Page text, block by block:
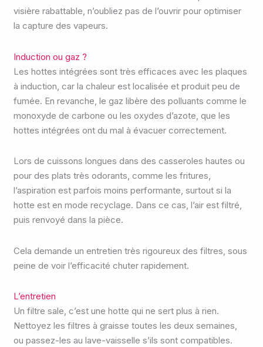
visière rabattable, n’oubliez pas de l’ouvrir pour optimiser
la capture des vapeurs.
Induction ou gaz ?
Les hottes intégrées sont très efficaces avec les plaques
à induction, car la chaleur est localisée et produit peu de
fumée. En revanche, le gaz libère des polluants comme le
monoxyde de carbone ou les oxydes d’azote, que les
hottes intégrées ont du mal à évacuer correctement.
Lors de cuissons longues dans des casseroles hautes ou
pour des plats très odorants, comme les fritures,
l’aspiration est parfois moins performante, surtout si la
hotte est en mode recyclage. Dans ce cas, l’air est filtré,
puis renvoyé dans la pièce.
Cela demande un entretien très rigoureux des filtres, sous
peine de voir l’efficacité chuter rapidement.
L’entretien
Un filtre sale, c’est une hotte qui ne sert plus à rien.
Nettoyez les filtres à graisse toutes les deux semaines,
ou passez-les au lave-vaisselle s’ils sont compatibles.